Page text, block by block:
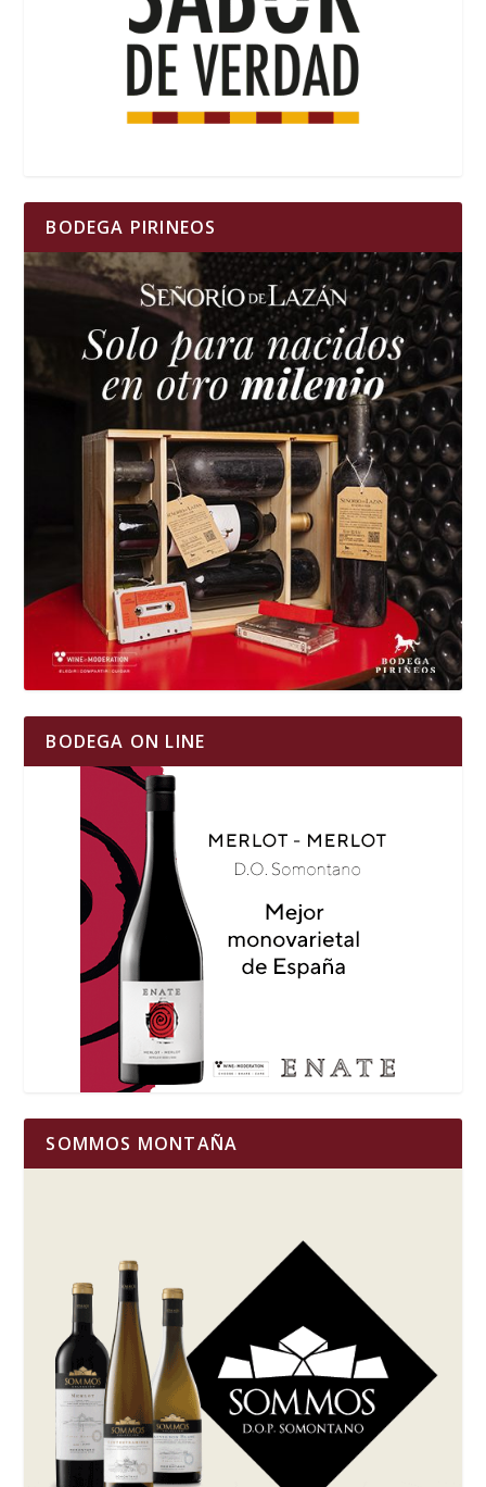
BODEGA PIRINEOS
BODEGA ON LINE
SOMMOS MONTAÑA